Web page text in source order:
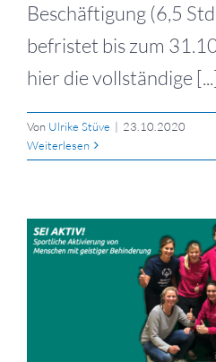
Beschäftigung (6,5
befristet bis zum
hier die vollständige
Von Ulrike Stüve | 23.10.2020
Weiterlesen